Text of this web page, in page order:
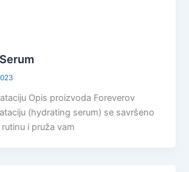
Opis proizvoda Foreverov
(hydrating serum) se savršeno
i pruža vam